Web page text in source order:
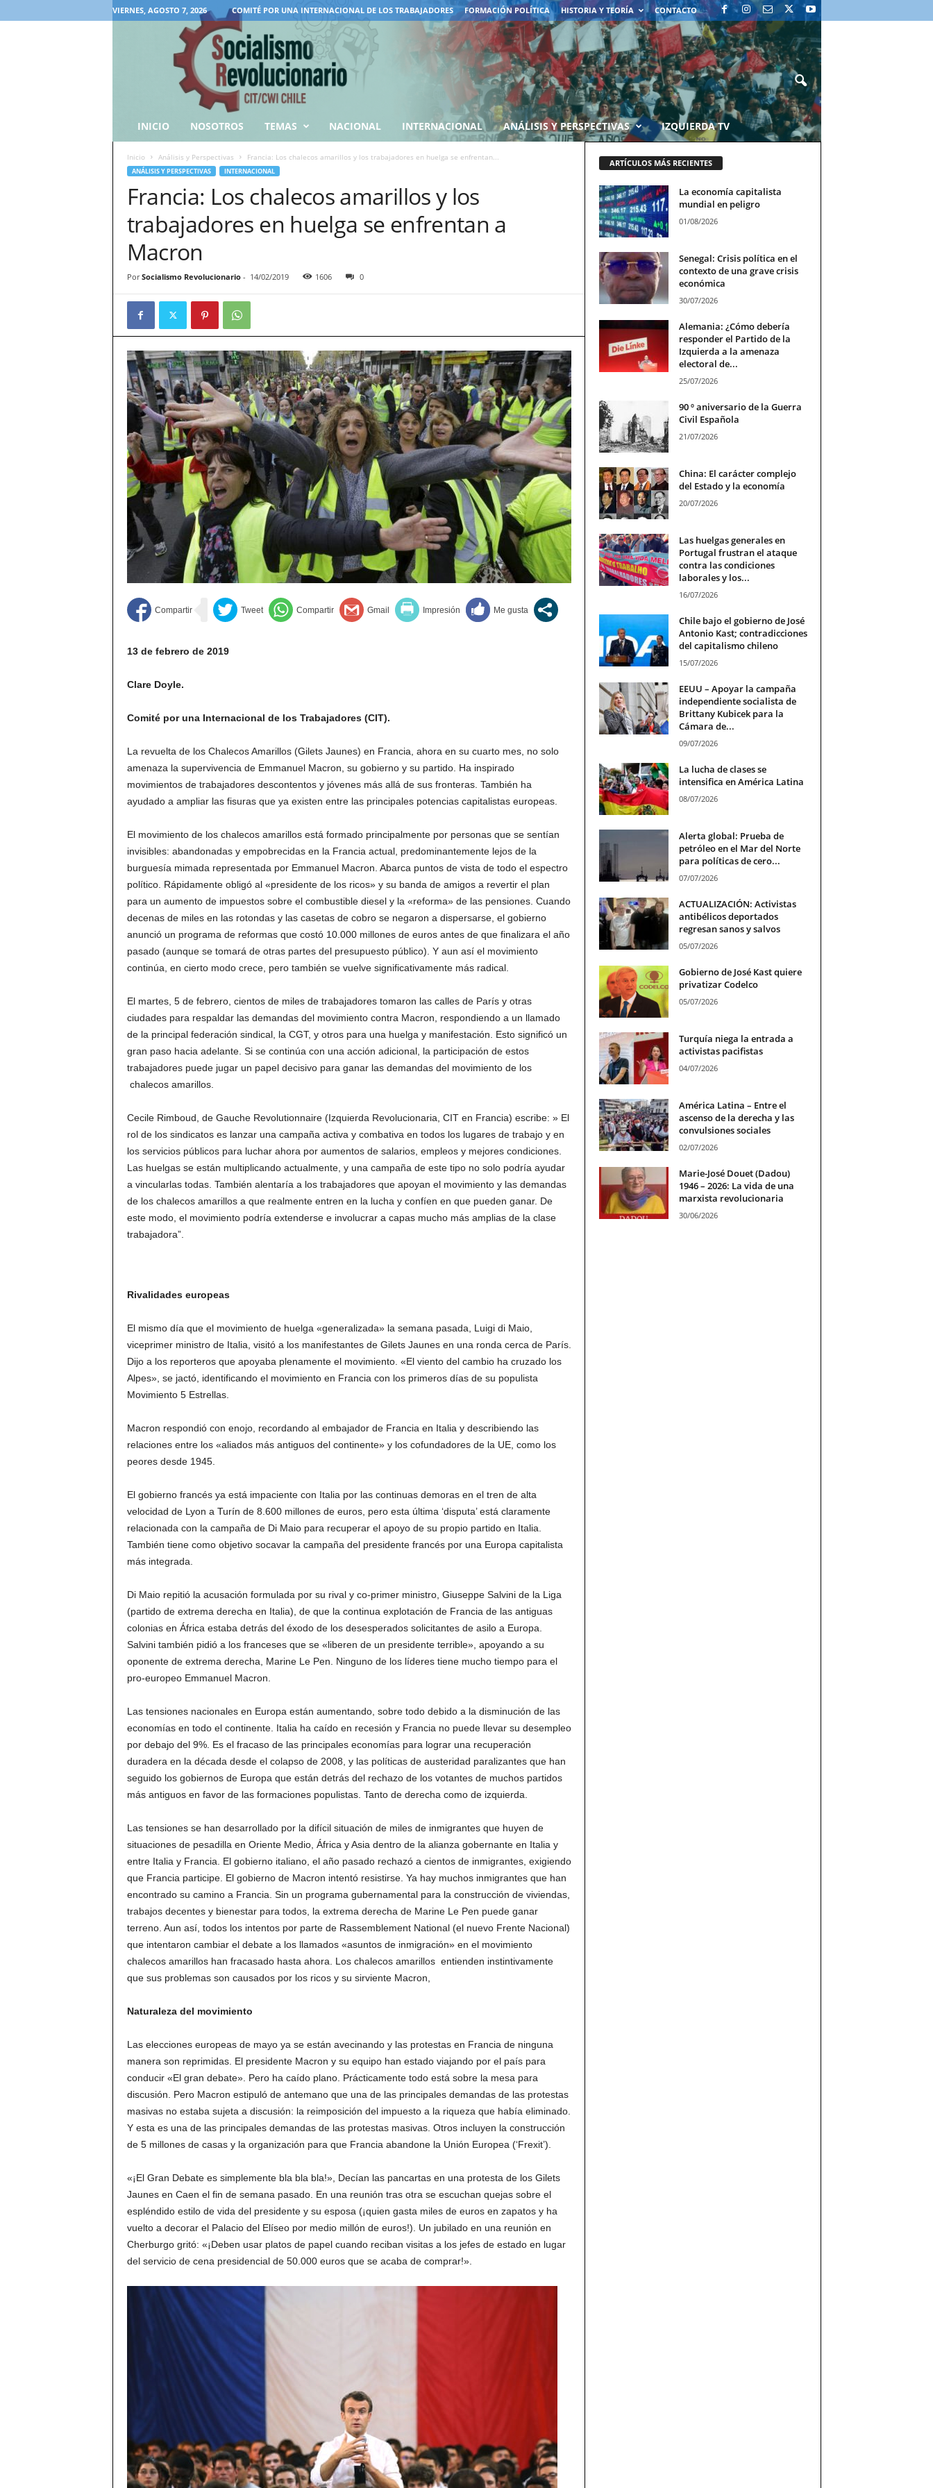
VIERNES, AGOSTO 7, 2026 COMITÉ POR UNA INTERNACIONAL DE LOS TRABAJADORES FORMACIÓN POLÍTICA HISTORIA Y TEORÍA CONTACTO
INICIO NOSOTROS TEMAS NACIONAL INTERNACIONAL ANÁLISIS Y PERSPECTIVAS IZQUIERDA TV
Inicio Análisis y Perspectivas Francia: Los chalecos amarillos y los trabajadores en huelga se enfrentan...
ANÁLISIS Y PERSPECTIVAS INTERNACIONAL
Francia: Los chalecos amarillos y los
trabajadores en huelga se enfrentan a
Macron
Por Socialismo Revolucionario- 14/02/2019 1606 0
13 de febrero de 2019
Clare Doyle.
Comité por una Internacional de los Trabajadores (CIT).
La revuelta de los Chalecos Amarillos (Gilets Jaunes) en Francia, ahora en su cuarto mes, no solo
amenaza la supervivencia de Emmanuel Macron, su gobierno y su partido. Ha inspirado
movimientos de trabajadores descontentos y jóvenes más allá de sus fronteras. También ha
ayudado a ampliar las fisuras que ya existen entre las principales potencias capitalistas europeas.
El movimiento de los chalecos amarillos está formado principalmente por personas que se sentían
invisibles: abandonadas y empobrecidas en la Francia actual, predominantemente lejos de la
burguesía mimada representada por Emmanuel Macron. Abarca puntos de vista de todo el espectro
político. Rápidamente obligó al «presidente de los ricos» y su banda de amigos a revertir el plan
para un aumento de impuestos sobre el combustible diesel y la «reforma» de las pensiones. Cuando
decenas de miles en las rotondas y las casetas de cobro se negaron a dispersarse, el gobierno
anunció un programa de reformas que costó 10.000 millones de euros antes de que finalizara el año
pasado (aunque se tomará de otras partes del presupuesto público). Y aun así el movimiento
continúa, en cierto modo crece, pero también se vuelve significativamente más radical.
El martes, 5 de febrero, cientos de miles de trabajadores tomaron las calles de París y otras
ciudades para respaldar las demandas del movimiento contra Macron, respondiendo a un llamado
de la principal federación sindical, la CGT, y otros para una huelga y manifestación. Esto significó un
gran paso hacia adelante. Si se continúa con una acción adicional, la participación de estos
trabajadores puede jugar un papel decisivo para ganar las demandas del movimiento de los
chalecos amarillos.
Cecile Rimboud, de Gauche Revolutionnaire (Izquierda Revolucionaria, CIT en Francia) escribe: » El
rol de los sindicatos es lanzar una campaña activa y combativa en todos los lugares de trabajo y en
los servicios públicos para luchar ahora por aumentos de salarios, empleos y mejores condiciones.
Las huelgas se están multiplicando actualmente, y una campaña de este tipo no solo podría ayudar
a vincularlas todas. También alentaría a los trabajadores que apoyan el movimiento y las demandas
de los chalecos amarillos a que realmente entren en la lucha y confíen en que pueden ganar. De
este modo, el movimiento podría extenderse e involucrar a capas mucho más amplias de la clase
trabajadora”.
Rivalidades europeas
El mismo día que el movimiento de huelga «generalizada» la semana pasada, Luigi di Maio,
viceprimer ministro de Italia, visitó a los manifestantes de Gilets Jaunes en una ronda cerca de París.
Dijo a los reporteros que apoyaba plenamente el movimiento. «El viento del cambio ha cruzado los
Alpes», se jactó, identificando el movimiento en Francia con los primeros días de su populista
Movimiento 5 Estrellas.
Macron respondió con enojo, recordando al embajador de Francia en Italia y describiendo las
relaciones entre los «aliados más antiguos del continente» y los cofundadores de la UE, como los
peores desde 1945.
El gobierno francés ya está impaciente con Italia por las continuas demoras en el tren de alta
velocidad de Lyon a Turín de 8.600 millones de euros, pero esta última ‘disputa’ está claramente
relacionada con la campaña de Di Maio para recuperar el apoyo de su propio partido en Italia.
También tiene como objetivo socavar la campaña del presidente francés por una Europa capitalista
más integrada.
Di Maio repitió la acusación formulada por su rival y co-primer ministro, Giuseppe Salvini de la Liga
(partido de extrema derecha en Italia), de que la continua explotación de Francia de las antiguas
colonias en África estaba detrás del éxodo de los desesperados solicitantes de asilo a Europa.
Salvini también pidió a los franceses que se «liberen de un presidente terrible», apoyando a su
oponente de extrema derecha, Marine Le Pen. Ninguno de los líderes tiene mucho tiempo para el
pro-europeo Emmanuel Macron.
Las tensiones nacionales en Europa están aumentando, sobre todo debido a la disminución de las
economías en todo el continente. Italia ha caído en recesión y Francia no puede llevar su desempleo
por debajo del 9%. Es el fracaso de las principales economías para lograr una recuperación
duradera en la década desde el colapso de 2008, y las políticas de austeridad paralizantes que han
seguido los gobiernos de Europa que están detrás del rechazo de los votantes de muchos partidos
más antiguos en favor de las formaciones populistas. Tanto de derecha como de izquierda.
Las tensiones se han desarrollado por la difícil situación de miles de inmigrantes que huyen de
situaciones de pesadilla en Oriente Medio, África y Asia dentro de la alianza gobernante en Italia y
entre Italia y Francia. El gobierno italiano, el año pasado rechazó a cientos de inmigrantes, exigiendo
que Francia participe. El gobierno de Macron intentó resistirse. Ya hay muchos inmigrantes que han
encontrado su camino a Francia. Sin un programa gubernamental para la construcción de viviendas,
trabajos decentes y bienestar para todos, la extrema derecha de Marine Le Pen puede ganar
terreno. Aun así, todos los intentos por parte de Rassemblement National (el nuevo Frente Nacional)
que intentaron cambiar el debate a los llamados «asuntos de inmigración» en el movimiento
chalecos amarillos han fracasado hasta ahora. Los chalecos amarillos entienden instintivamente
que sus problemas son causados ​​por los ricos y su sirviente Macron,
Naturaleza del movimiento
Las elecciones europeas de mayo ya se están avecinando y las protestas en Francia de ninguna
manera son reprimidas. El presidente Macron y su equipo han estado viajando por el país para
conducir «El gran debate». Pero ha caído plano. Prácticamente todo está sobre la mesa para
discusión. Pero Macron estipuló de antemano que una de las principales demandas de las protestas
masivas no estaba sujeta a discusión: la reimposición del impuesto a la riqueza que había eliminado.
Y esta es una de las principales demandas de las protestas masivas. Otros incluyen la construcción
de 5 millones de casas y la organización para que Francia abandone la Unión Europea (‘Frexit’).
«¡El Gran Debate es simplemente bla bla bla!», Decían las pancartas en una protesta de los Gilets
Jaunes en Caen el fin de semana pasado. En una reunión tras otra se escuchan quejas sobre el
espléndido estilo de vida del presidente y su esposa (¡quien gasta miles de euros en zapatos y ha
vuelto a decorar el Palacio del Elíseo por medio millón de euros!). Un jubilado en una reunión en
Cherburgo gritó: «¡Deben usar platos de papel cuando reciban visitas a los jefes de estado en lugar
del servicio de cena presidencial de 50.000 euros que se acaba de comprar!».
ARTÍCULOS MÁS RECIENTES
La economía capitalista
mundial en peligro
01/08/2026
Senegal: Crisis política en el
contexto de una grave crisis
económica
30/07/2026
Alemania: ¿Cómo debería
responder el Partido de la
Izquierda a la amenaza
electoral de...
25/07/2026
90 º aniversario de la Guerra
Civil Española
21/07/2026
China: El carácter complejo
del Estado y la economía
20/07/2026
Las huelgas generales en
Portugal frustran el ataque
contra las condiciones
laborales y los...
16/07/2026
Chile bajo el gobierno de José
Antonio Kast; contradicciones
del capitalismo chileno
15/07/2026
EEUU – Apoyar la campaña
independiente socialista de
Brittany Kubicek para la
Cámara de...
09/07/2026
La lucha de clases se
intensifica en América Latina
08/07/2026
Alerta global: Prueba de
petróleo en el Mar del Norte
para políticas de cero...
07/07/2026
ACTUALIZACIÓN: Activistas
antibélicos deportados
regresan sanos y salvos
05/07/2026
Gobierno de José Kast quiere
privatizar Codelco
05/07/2026
Turquía niega la entrada a
activistas pacifistas
04/07/2026
América Latina – Entre el
ascenso de la derecha y las
convulsiones sociales
02/07/2026
Marie-José Douet (Dadou)
1946 – 2026: La vida de una
marxista revolucionaria
30/06/2026